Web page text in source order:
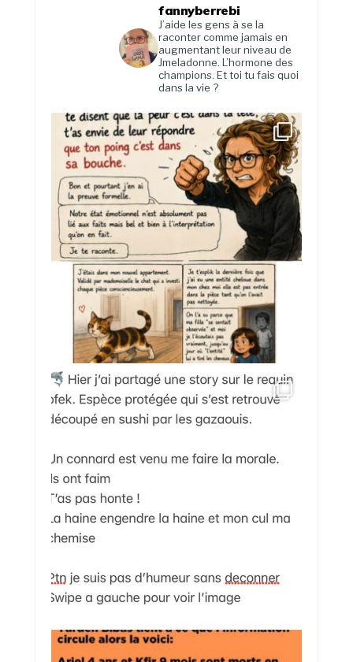
fannyberrebi
J’aide les gens à se la
raconter comme jamais en
augmentant leur niveau de
Jmeladonne. L’hormone des
champions. Et toi tu fais quoi
dans la vie ?